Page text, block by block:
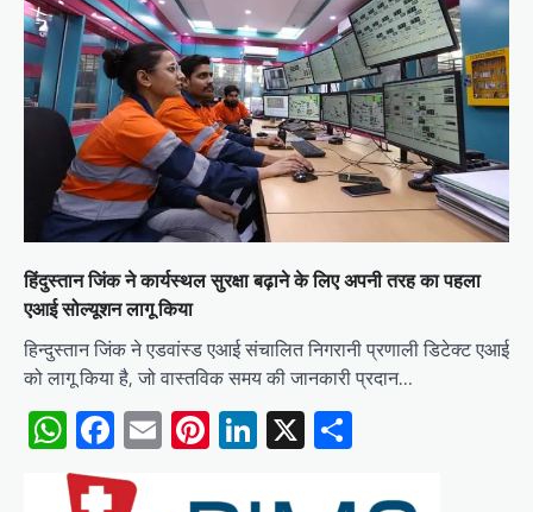
हिंदुस्तान जिंक ने कार्यस्थल सुरक्षा बढ़ाने के लिए अपनी तरह का पहला
एआई सोल्यूशन लागू किया
हिन्दुस्तान जिंक ने एडवांस्ड एआई संचालित निगरानी प्रणाली डिटेक्ट एआई
को लागू किया है, जो वास्तविक समय की जानकारी प्रदान…
WhatsApp
Facebook
EmailPinterest
LinkedIn
X